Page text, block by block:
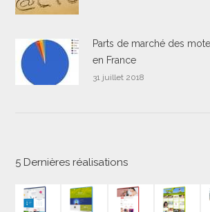
Parts de marché des
en France
31 juillet 2018
5 Dernières réalisations